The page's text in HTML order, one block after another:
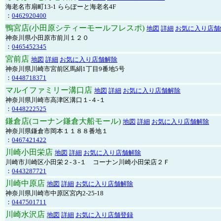
海老名市扇町13-1 ららぽーと海老名4F
： 0462920400
鴨宮店(小田原シティーモールフレスポ) 地図 詳細 お気に入り店
神奈川県小田原市前川１２０
： 0465452345
宮前店 地図 詳細 お気に入り店舗解除
神奈川県川崎市宮前区馬絹1丁目9番地5号
： 0448718371
マルイファミリー溝口店 地図 詳細 お気に入り店舗解除
神奈川県川崎市高津区溝口１-４-１
： 0448222525
鎌倉店(コーナン鎌倉大船モール) 地図 詳細 お気に入り店舗解除
神奈川県鎌倉市岡本１１８８番地１
： 0467421422
川崎小田栄店 地図 詳細 お気に入り店舗解除
川崎市川崎区小田栄２‐３‐１ コーナン川崎小田栄店２Ｆ
： 0443287721
川崎中原店 地図 詳細 お気に入り店舗解除
神奈川県川崎市中原区宮内2-25-18
： 0447501711
川崎水沢店 地図 詳細 お気に入り店舗登録